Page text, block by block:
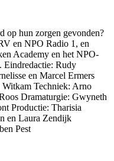
op hun zorgen gevonden?
en NPO Radio 1, en
Academy en het NPO-
Eindredactie: Rudy
en Marcel Ermers
Techniek: Arno
Dramaturgie: Gwyneth
Productie: Tharisia
en Laura Zendijk
Pest